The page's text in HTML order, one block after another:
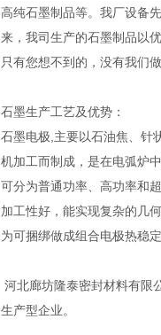
高纯石墨制品等。我厂设备
来，我司生产的石墨制品以
只有您想不到的，没有我们
石墨生产工艺及优势：
石墨电极,主要以石油焦、针
机加工而制成，是在电弧炉
可分为普通功率、高功率和
加工性好，能实现复杂的几
为可捆绑做成组合电极热稳
河北廊坊隆泰密封材料有限
生产型企业。